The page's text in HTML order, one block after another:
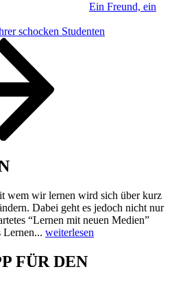
Ein Freund, ein
schocken Studenten
wem wir lernen wird sich über kurz
Dabei geht es jedoch nicht nur
“Lernen mit neuen Medien”
Lernen... weiterlesen
FÜR DEN